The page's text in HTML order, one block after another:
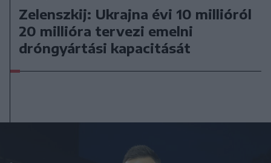
Zelenszkij: Ukrajna évi 10 millióról
20 millióra tervezi emelni
dróngyártási kapacitását